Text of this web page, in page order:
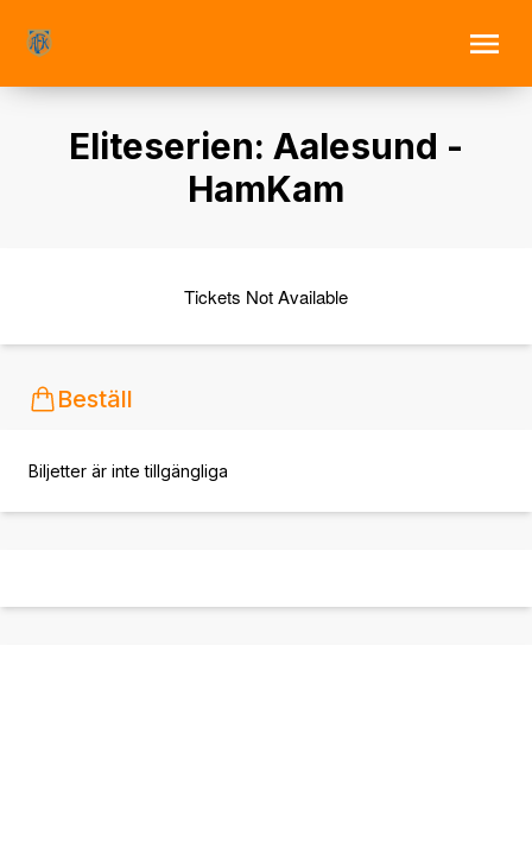
Eliteserien: Aalesund -
HamKam
Tickets Not Available
Beställ
Biljetter är inte tillgängliga